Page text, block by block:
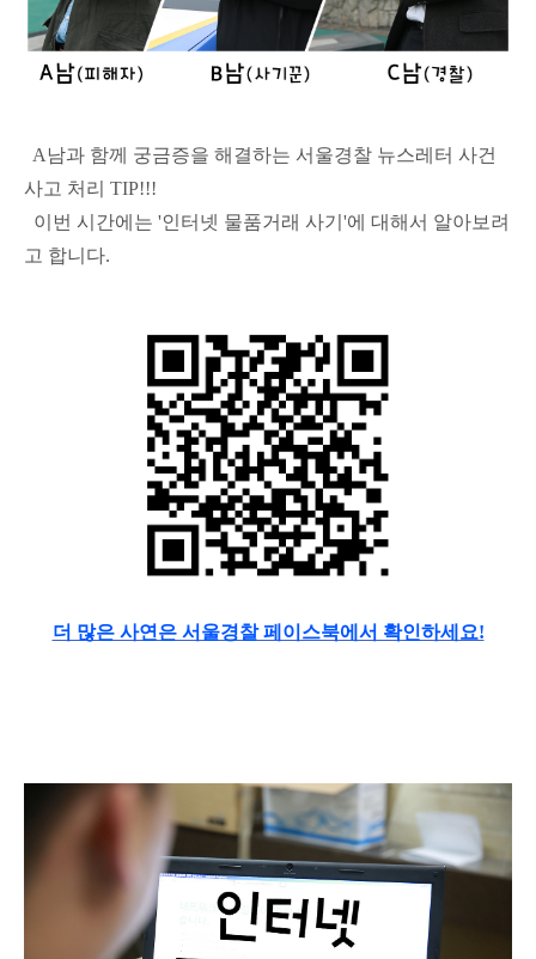
A남과 함께 궁금증을 해결하는 서울경찰 뉴스레터 사건
사고 처리 TIP!!!
이번 시간에는 '인터넷 물품거래 사기'에 대해서 알아보려
고 합니다.
더 많은 사연은 서울경찰 페이스북에서 확인하세요!